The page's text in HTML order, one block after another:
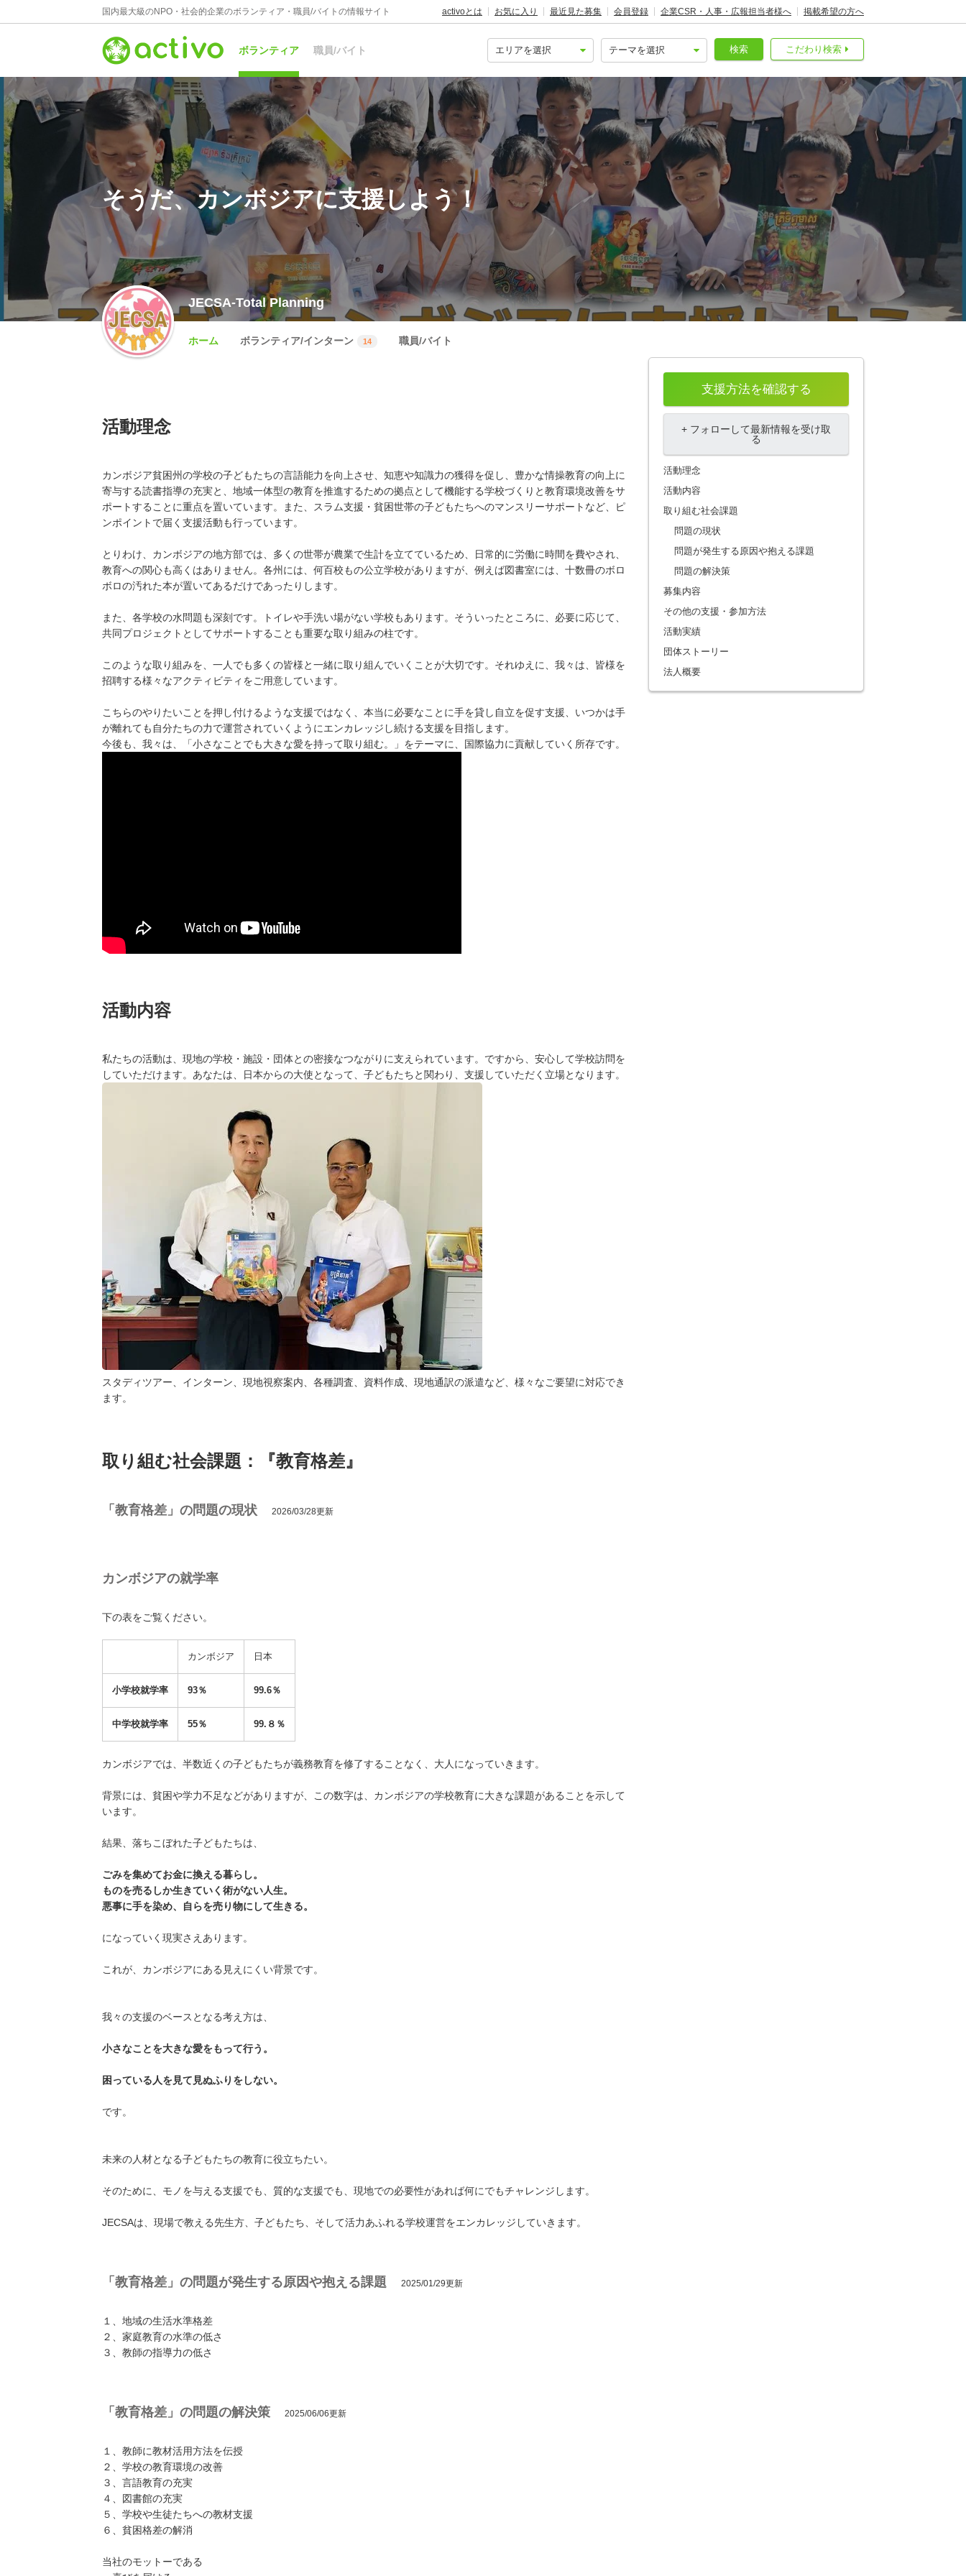
国内最大級のNPO・社会的企業のボランティア・職員/バイトの情報サイト activoとは お気に入り 最近見た募集 会員登録 企業CSR・人事・広報担当者様へ 掲載希望の方へ
ボランティア 職員/バイト こだわり検索
検索
そうだ、カンボジアに支援しよう！
JECSA-Total Planning
ホーム ボランティア/インターン 14 職員/バイト
活動理念
カンボジア貧困州の学校の子どもたちの言語能力を向上させ、知恵や知識力の獲得を促し、豊かな情操教育の向上に
寄与する読書指導の充実と、地域一体型の教育を推進するための拠点として機能する学校づくりと教育環境改善をサ
ポートすることに重点を置いています。また、スラム支援・貧困世帯の子どもたちへのマンスリーサポートなど、ピ
ンポイントで届く支援活動も行っています。
とりわけ、カンボジアの地方部では、多くの世帯が農業で生計を立てているため、日常的に労働に時間を費やされ、
教育への関心も高くはありません。各州には、何百校もの公立学校がありますが、例えば図書室には、十数冊のボロ
ボロの汚れた本が置いてあるだけであったりします。
また、各学校の水問題も深刻です。トイレや手洗い場がない学校もあります。そういったところに、必要に応じて、
共同プロジェクトとしてサポートすることも重要な取り組みの柱です。
このような取り組みを、一人でも多くの皆様と一緒に取り組んでいくことが大切です。それゆえに、我々は、皆様を
招聘する様々なアクティビティをご用意しています。
こちらのやりたいことを押し付けるような支援ではなく、本当に必要なことに手を貸し自立を促す支援、いつかは手
が離れても自分たちの力で運営されていくようにエンカレッジし続ける支援を目指します。
今後も、我々は、「小さなことでも大きな愛を持って取り組む。」をテーマに、国際協力に貢献していく所存です。
活動内容
私たちの活動は、現地の学校・施設・団体との密接なつながりに支えられています。ですから、安心して学校訪問を
していただけます。あなたは、日本からの大使となって、子どもたちと関わり、支援していただく立場となります。
スタディツアー、インターン、現地視察案内、各種調査、資料作成、現地通訳の派遣など、様々なご要望に対応でき
ます。
取り組む社会課題：『教育格差』
「教育格差」の問題の現状 2026/03/28更新
カンボジアの就学率
下の表をご覧ください。
カンボジア 日本
小学校就学率 93％ 99.6％
中学校就学率 55％ 99.８％
カンボジアでは、半数近くの子どもたちが義務教育を修了することなく、大人になっていきます。
背景には、貧困や学力不足などがありますが、この数字は、カンボジアの学校教育に大きな課題があることを示して
います。
結果、落ちこぼれた子どもたちは、
ごみを集めてお金に換える暮らし。
ものを売るしか生きていく術がない人生。
悪事に手を染め、
自らを売り物にして生きる。
になっていく現実さえあります。
これが、カンボジアにある見えにくい背景です。
我々の支援のベースとなる考え方は、
小さなことを大きな愛をもって行う。
困っている人を見て見ぬふりをしない。
です。
未来の人材となる子どもたちの教育に役立ちたい。
そのために、モノを与える支援でも、質的な支援でも、現地での必要性があれば何にでもチャレンジします。
JECSAは、現場で教える先生方、子どもたち、そして活力あふれる学校運営をエンカレッジしていきます。
「教育格差」の問題が発生する原因や抱える課題 2025/01/29更新
１、地域の生活水準格差
２、家庭教育の水準の低さ
３、教師の指導力の低さ
「教育格差」の問題の解決策 2025/06/06更新
１、教師に教材活用方法を伝授
２、学校の教育環境の改善
３、言語教育の充実
４、図書館の充実
５、学校や生徒たちへの教材支援
６、貧困格差の解消
当社のモットーである
支援方法を確認する
+ フォローして最新情報を受け取
る
活動理念
活動内容
取り組む社会課題
問題の現状
問題が発生する原因や抱える課題
問題の解決策
募集内容
その他の支援・参加方法
活動実績
団体ストーリー
法人概要